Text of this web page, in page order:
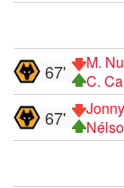
M.
C.
67'
67'